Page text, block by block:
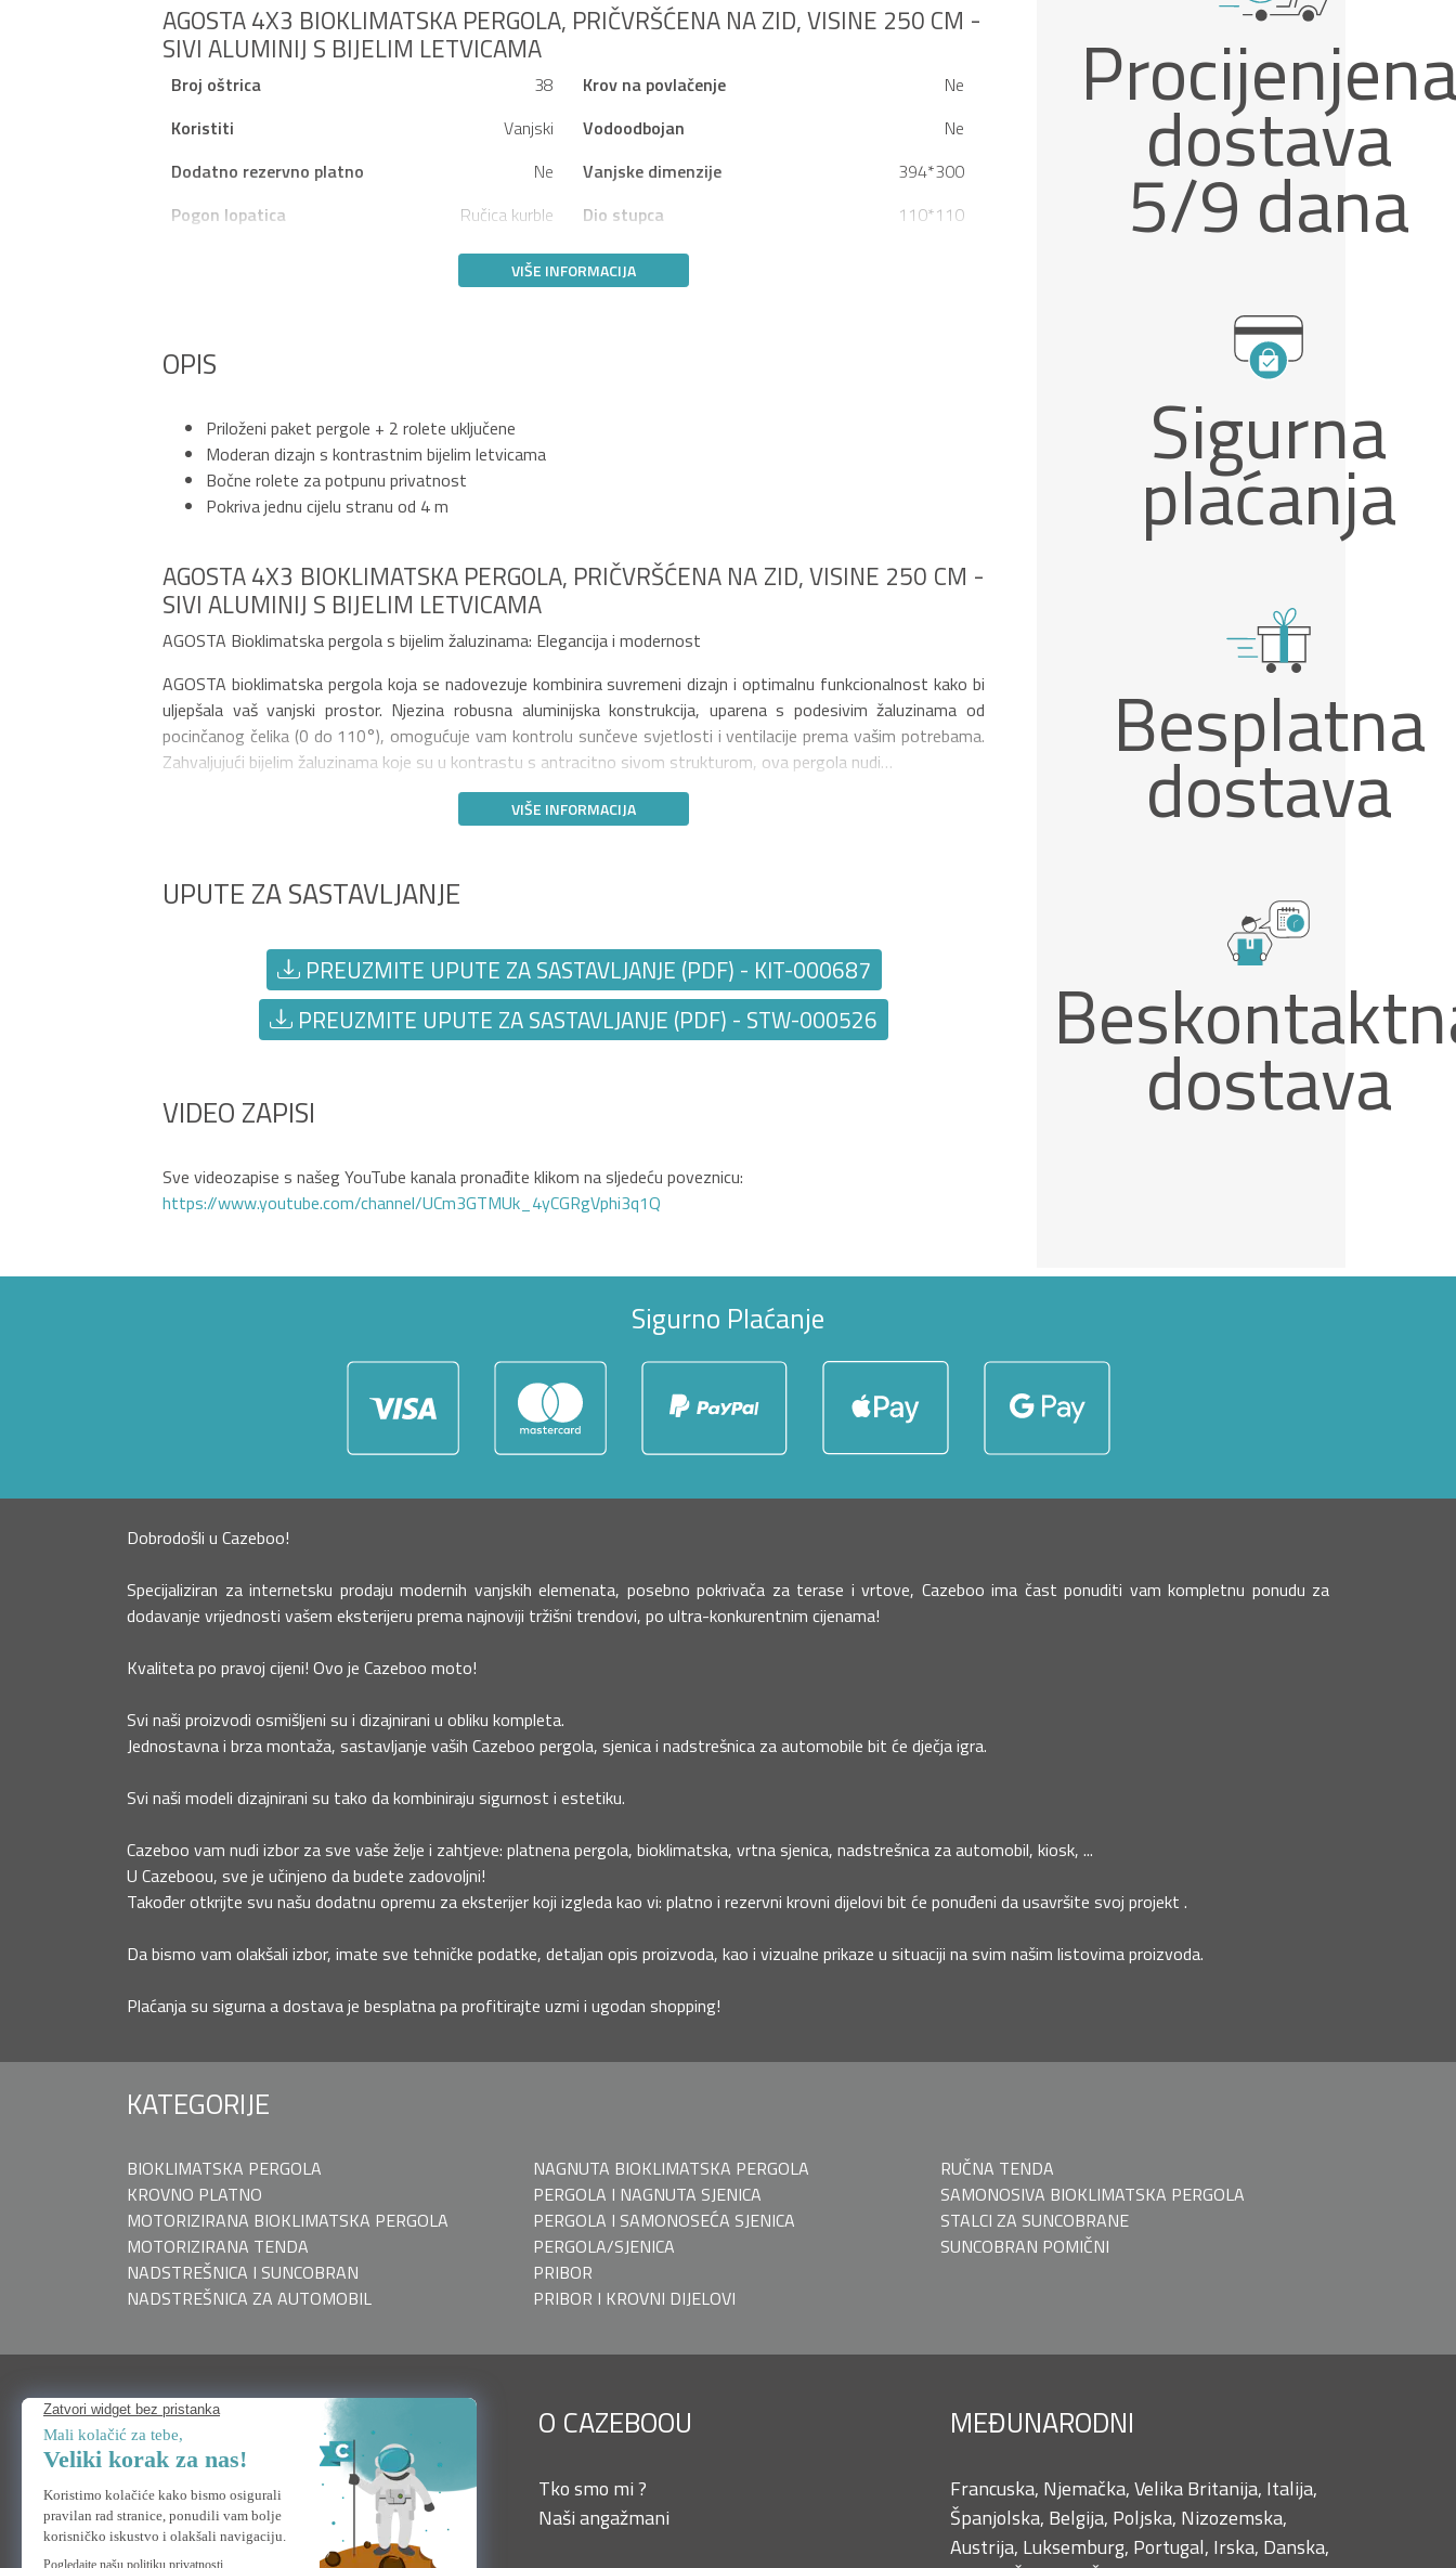
AGOSTA 4X3 BIOKLIMATSKA PERGOLA, PRIČVRŠĆENA NA ZID, VISINE 250 CM -
SIVI ALUMINIJ S BIJELIM LETVICAMA
Broj oštrica 38 Krov na povlačenje
Ne
Koristiti
Vanjski Vodoodbojan
Ne
Dodatno rezervno platno
Ne Vanjske dimenzije
394*300
Pogon lopatica
Ručica kurble Dio stupca 110*110
VIŠE INFORMACIJA
OPIS
Priloženi paket pergole + 2 rolete uključene
Moderan dizajn s kontrastnim bijelim letvicama
Bočne rolete za potpunu privatnost
Pokriva jednu cijelu stranu od 4 m
AGOSTA 4X3 BIOKLIMATSKA PERGOLA, PRIČVRŠĆENA NA ZID, VISINE 250 CM -
SIVI ALUMINIJ S BIJELIM LETVICAMA
AGOSTA Bioklimatska pergola s bijelim žaluzinama: Elegancija i modernost
AGOSTA bioklimatska pergola koja se nadovezuje kombinira suvremeni dizajn i optimalnu funkcionalnost kako bi
uljepšala vaš vanjski prostor. Njezina robusna aluminijska konstrukcija, uparena s podesivim žaluzinama od
pocinčanog čelika (0 do 110°), omogućuje vam kontrolu sunčeve svjetlosti i ventilacije prema vašim potrebama.
Zahvaljujući bijelim žaluzinama koje su u kontrastu s antracitno sivom strukturom, ova pergola nudi…
VIŠE INFORMACIJA
UPUTE ZA SASTAVLJANJE
PREUZMITE UPUTE ZA SASTAVLJANJE (PDF) - KIT-000687
PREUZMITE UPUTE ZA SASTAVLJANJE (PDF) - STW-000526
VIDEO ZAPISI
Sve videozapise s našeg YouTube kanala pronađite klikom na sljedeću poveznicu:
https://www.youtube.com/channel/UCm3GTMUk_4yCGRgVphi3q1Q
dostava
5/9 dana
Sigurna
plaćanja
Besplatna
dostava
dostava
Sigurno Plaćanje
Dobrodošli u Cazeboo!
Specijaliziran za internetsku prodaju modernih vanjskih elemenata, posebno pokrivača za terase i vrtove, Cazeboo ima čast ponuditi vam kompletnu ponudu za
dodavanje vrijednosti vašem eksterijeru prema najnoviji tržišni trendovi, po ultra-konkurentnim cijenama!
Kvaliteta po pravoj cijeni! Ovo je Cazeboo moto!
Svi naši proizvodi osmišljeni su i dizajnirani u obliku kompleta.
Jednostavna i brza montaža, sastavljanje vaših Cazeboo pergola, sjenica i nadstrešnica za automobile bit će dječja igra.
Svi naši modeli dizajnirani su tako da kombiniraju sigurnost i estetiku.
Cazeboo vam nudi izbor za sve vaše želje i zahtjeve: platnena pergola, bioklimatska, vrtna sjenica, nadstrešnica za automobil, kiosk, ...
U Cazeboou, sve je učinjeno da budete zadovoljni!
Također otkrijte svu našu dodatnu opremu za eksterijer koji izgleda kao vi: platno i rezervni krovni dijelovi bit će ponuđeni da usavršite svoj projekt .
Da bismo vam olakšali izbor, imate sve tehničke podatke, detaljan opis proizvoda, kao i vizualne prikaze u situaciji na svim našim listovima proizvoda.
Plaćanja su sigurna a dostava je besplatna pa profitirajte uzmi i ugodan shopping!
KATEGORIJE
BIOKLIMATSKA PERGOLA
KROVNO PLATNO
MOTORIZIRANA BIOKLIMATSKA PERGOLA
MOTORIZIRANA TENDA
NADSTREŠNICA I SUNCOBRAN
NADSTREŠNICA ZA AUTOMOBIL
NAGNUTA BIOKLIMATSKA PERGOLA
PERGOLA I NAGNUTA SJENICA
PERGOLA I SAMONOSEĆA SJENICA
PERGOLA/SJENICA
PRIBOR
PRIBOR I KROVNI DIJELOVI
RUČNA TENDA
SAMONOSIVA BIOKLIMATSKA PERGOLA
STALCI ZA SUNCOBRANE
SUNCOBRAN POMIČNI
TREBAM POMOĆ
Kontaktirajte nas
FAQ
O CAZEBOOU
Tko smo mi ?
Naši angažmani
MEĐUNARODNI
Francuska, Njemačka, Velika Britanija, Italija,
Španjolska, Belgija, Poljska, Nizozemska,
Austrija, Luksemburg, Portugal, Irska, Danska,